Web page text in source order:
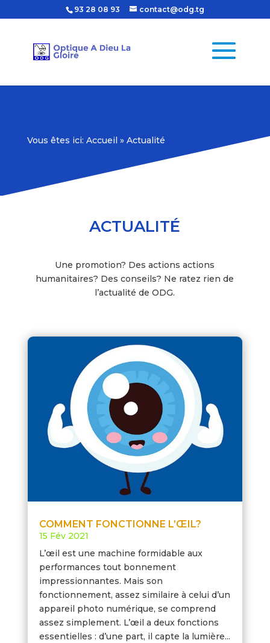
93 28 08 93 contact@odg.tg
Vous êtes ici: Accueil » Actualité
ACTUALITÉ
Une promotion? Des actions actions
humanitaires? Des conseils? Ne ratez rien de
l’actualité de ODG.
COMMENT FONCTIONNE L’ŒIL?
15 Fév 2021
L’œil est une machine formidable aux
performances tout bonnement
impressionnantes. Mais son
fonctionnement, assez similaire à celui d’un
appareil photo numérique, se comprend
assez simplement. L’œil a deux fonctions
essentielles : d’une part, il capte la lumière...